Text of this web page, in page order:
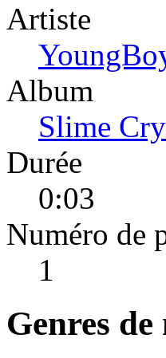
Artiste
Album
Slime Cry
Durée
0:03
Numéro de
1
Genres